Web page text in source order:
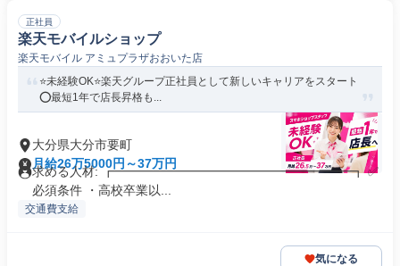
正社員
楽天モバイルショップ
楽天モバイル アミュプラザおおいた店
⭐️未経験OK⭐️楽天グループ正社員として新しいキャリアをスタート
⭕️最短1年で店長昇格も...
大分県大分市要町
月給26万5000円～37万円
求める人材: ┏━━━━━━━━━━━━━━━━━━━┓ ✅️
必須条件 ・高校卒業以...
交通費支給
気になる